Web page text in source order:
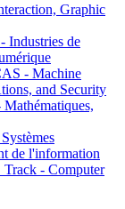
Graphic
de
- Machine
and Security
de l'information
- Computer